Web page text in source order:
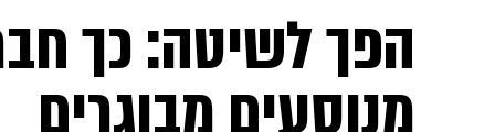
דיגיטל גאווה ויוה משפט הפך לשיטה: כך
מנוסעים מבוגרים